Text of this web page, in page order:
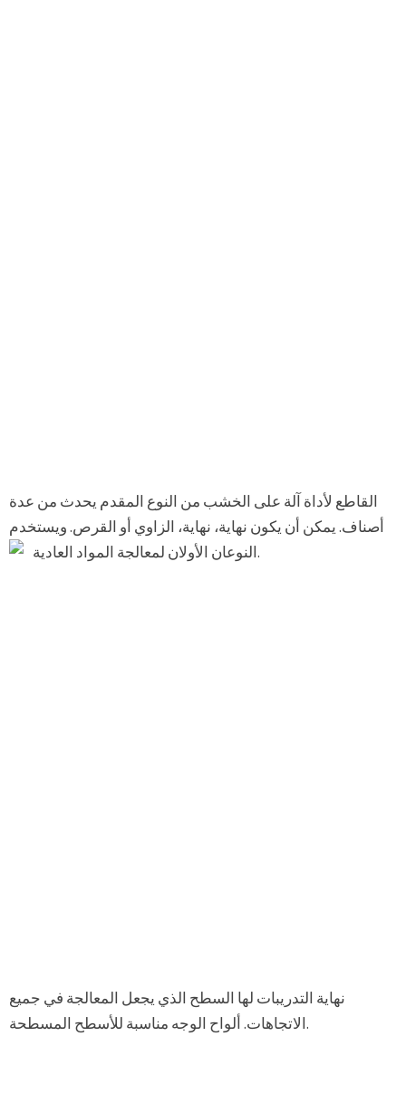
القاطع لأداة آلة على الخشب من النوع المقدم يحدث من عدة
أصناف. يمكن أن يكون نهاية، نهاية، الزاوي أو القرص. ويستخدم
النوعان الأولان لمعالجة المواد العادية.
نهاية التدريبات لها السطح الذي يجعل المعالجة في جميع
الاتجاهات. ألواح الوجه مناسبة للأسطح المسطحة.